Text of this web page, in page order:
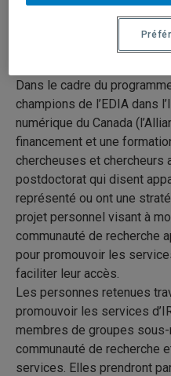
permettent aux
d’avoir ce qu’il leur faut
diffuser leurs travaux.
Dans le cadre du
champions de l’EDIA dans
numérique du Canada
financement et une
chercheuses et chercheurs
postdoctorat qui disent
représenté ou ont une
projet personnel visant à
communauté de recherche
pour promouvoir les
faciliter leur accès.
Les personnes retenues
promouvoir les services
membres de groupes
communauté de recherche
services. Elles prendront